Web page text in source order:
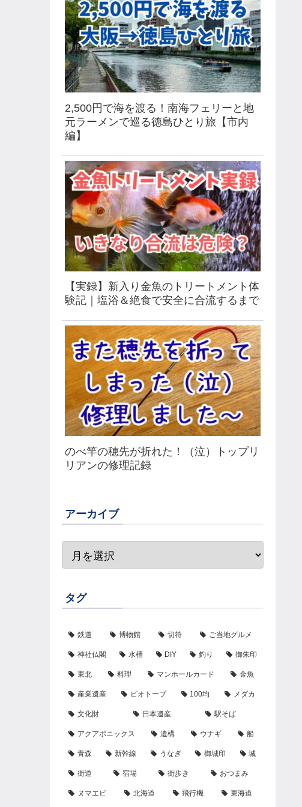
2,500円で海を渡る！南海フェリーと地
元ラーメンで巡る徳島ひとり旅【市内
編】
【実録】新入り金魚のトリートメント体
験記｜塩浴＆絶食で安全に合流するまで
のべ竿の穂先が折れた！（泣）トップリ
リアンの修理記録
アーカイブ
タグ
鉄道 博物館 切符 ご当地グルメ
神社仏閣 水槽 DIY 釣り 御朱印
東北 料理 マンホールカード 金魚
産業遺産 ビオトープ 100均 メダカ
文化財 日本遺産 駅そば
アクアポニックス 遺構 ウナギ 船
青森 新幹線 うなぎ 御城印 城
街道 宿場 街歩き おつまみ
ヌマエビ 北海道 飛行機 東海道